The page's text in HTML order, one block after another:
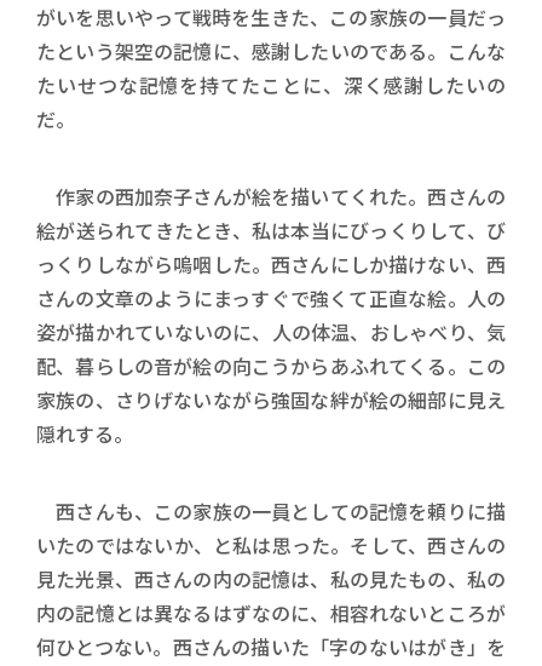
がいを思いやって戦時を生きた、この家族の一員だっ
たという架空の記憶に、感謝したいのである。こんな
たいせつな記憶を持てたことに、深く感謝したいの
だ。
作家の西加奈子さんが絵を描いてくれた。西さんの
絵が送られてきたとき、私は本当にびっくりして、び
っくりしながら嗚咽した。西さんにしか描けない、西
さんの文章のようにまっすぐで強くて正直な絵。人の
姿が描かれていないのに、人の体温、おしゃべり、気
配、暮らしの音が絵の向こうからあふれてくる。この
家族の、さりげないながら強固な絆が絵の細部に見え
隠れする。
西さんも、この家族の一員としての記憶を頼りに描
いたのではないか、と私は思った。そして、西さんの
見た光景、西さんの内の記憶は、私の見たもの、私の
内の記憶とは異なるはずなのに、相容れないところが
何ひとつない。西さんの描いた「字のないはがき」を